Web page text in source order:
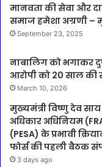
मानवता की सेवा और
समाज हमेशा अग्रणी –
September 23, 2025
नाबालिग को भगाकर
आरोपी को 20 साल की
March 10, 2026
मुख्यमंत्री विष्णु देव
अधिकार अधिनियम
(PESA) के प्रभावी
फोर्स की पहली बैठक
3 days ago